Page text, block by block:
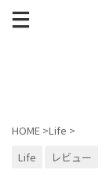
HOME >Life >
Life
レビュー